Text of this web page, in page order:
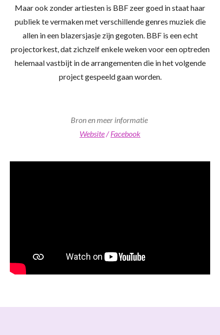
Maar ook zonder artiesten is BBF zeer goed in staat haar
publiek te vermaken met verschillende genres muziek die
allen in een blazersjasje zijn gegoten. BBF is een echt
projectorkest, dat zichzelf enkele weken voor een optreden
helemaal vastbijt in de arrangementen die in het volgende
project gespeeld gaan worden.
Bron en meer informatie
Website/Facebook